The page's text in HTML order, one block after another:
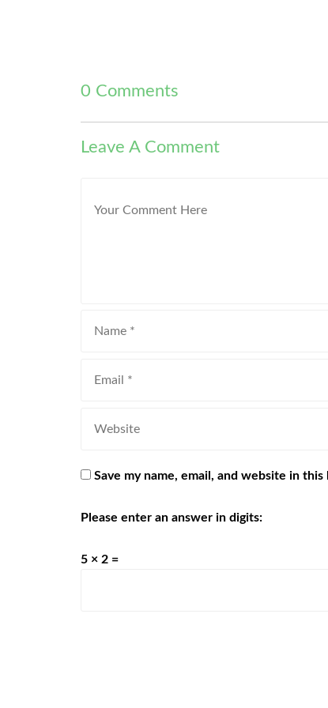
0 Comments
Leave A Comment
Save my name, email, and website in
Please enter an answer in digits:
5 × 2 =